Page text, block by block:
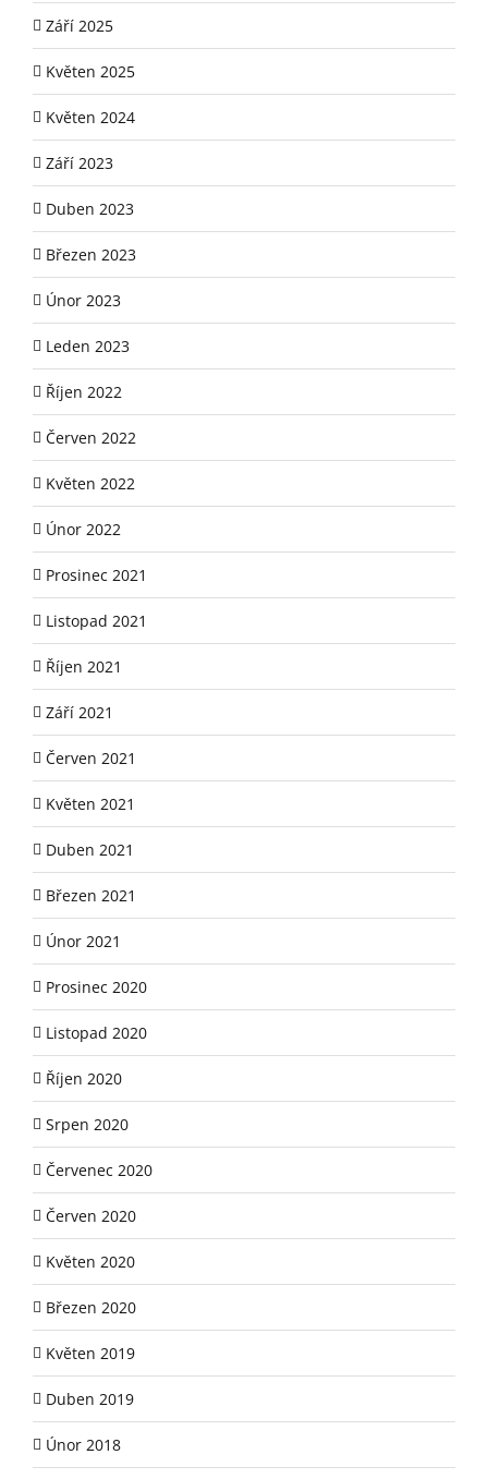
Září 2025
Květen 2025
Květen 2024
Září 2023
Duben 2023
Březen 2023
Únor 2023
Leden 2023
Říjen 2022
Červen 2022
Květen 2022
Únor 2022
Prosinec 2021
Listopad 2021
Říjen 2021
Září 2021
Červen 2021
Květen 2021
Duben 2021
Březen 2021
Únor 2021
Prosinec 2020
Listopad 2020
Říjen 2020
Srpen 2020
Červenec 2020
Červen 2020
Květen 2020
Březen 2020
Květen 2019
Duben 2019
Únor 2018